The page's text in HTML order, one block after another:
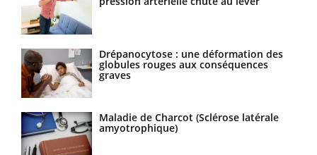
Drépanocytose : une déformation des
globules rouges aux conséquences
graves
Maladie de Charcot (Sclérose latérale
amyotrophique)